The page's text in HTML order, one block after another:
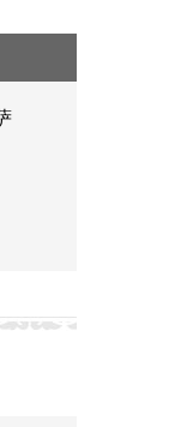
国铁
时
梦·